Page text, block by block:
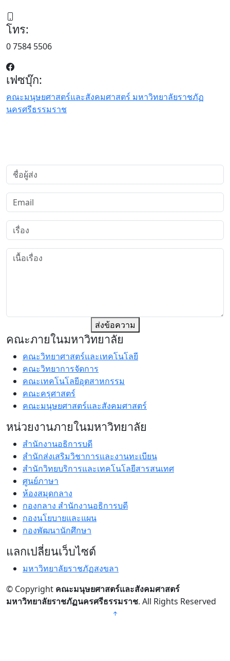
โทร:
0 7584 5506
เฟซบุ๊ก:
คณะมนุษยศาสตร์และสังคมศาสตร์ มหาวิทยาลัยราชภัฏ
นครศรีธรรมราช
ส่งข้อความ
คณะภายในมหาวิทยาลัย
คณะวิทยาศาสตร์และเทคโนโลยี
คณะวิทยาการจัดการ
คณะเทคโนโลยีอุตสาหกรรม
คณะครุศาสตร์
คณะมนุษยศาสตร์และสังคมศาสตร์
หน่วยงานภายในมหาวิทยาลัย
สำนักงานอธิการบดี
สำนักส่งเสริมวิชาการและงานทะเบียน
สำนักวิทยบริการและเทคโนโลยีสารสนเทศ
ศูนย์ภาษา
ห้องสมุดกลาง
กองกลาง สำนักงานอธิการบดี
กองนโยบายและแผน
กองพัฒนานักศึกษา
แลกเปลี่ยนเว็บไซต์
มหาวิทยาลัยราชภัฏสงขลา
© Copyright คณะมนุษยศาสตร์และสังคมศาสตร์
มหาวิทยาลัยราชภัฏนครศรีธรรมราช. All Rights Reserved